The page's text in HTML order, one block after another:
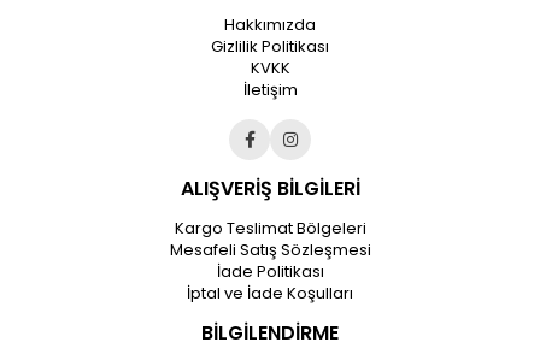
Hakkımızda
Gizlilik Politikası
KVKK
İletişim
ALIŞVERİŞ BİLGİLERİ
Kargo Teslimat Bölgeleri
Mesafeli Satış Sözleşmesi
İade Politikası
İptal ve İade Koşulları
BİLGİLENDİRME